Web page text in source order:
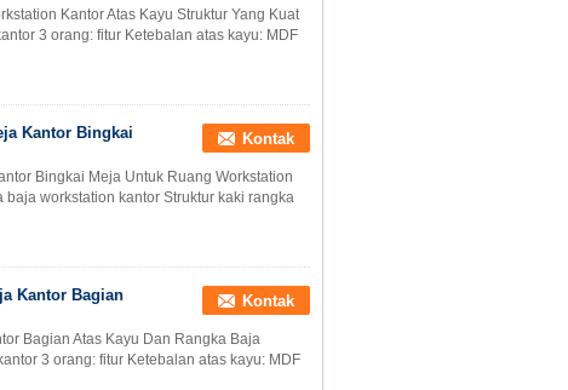
Kantor Atas Kayu Struktur Yang Kuat
3 orang: fitur Ketebalan atas kayu: MDF
Kantor Bingkai
Kontak
Bingkai Meja Untuk Ruang Workstation
workstation kantor Struktur kaki rangka
Kantor Bagian
Kontak
Bagian Atas Kayu Dan Rangka Baja
3 orang: fitur Ketebalan atas kayu: MDF